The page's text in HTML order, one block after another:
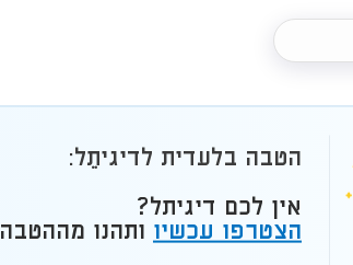
הטבה בלעדית לדיגיתֵל:
אין לכם דיגיתל?
הצטרפו עכשיו ותהנו מההטבה